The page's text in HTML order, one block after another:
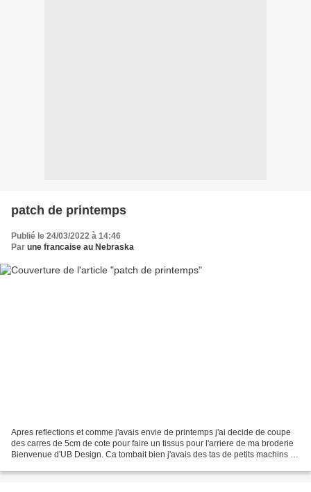
patch de printemps
Publié le 24/03/2022 à 14:46
Par une francaise au Nebraska
Apres reflections et comme j'avais envie de printemps j'ai decide de coupe
des carres de 5cm de cote pour faire un tissus pour l'arriere de ma broderie
Bienvenue d'UB Design. Ca tombait bien j'avais des tas de petits machins a